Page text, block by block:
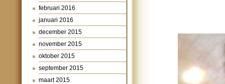
februari 2016
januari 2016
december 2015
november 2015
oktober 2015
september 2015
maart 2015